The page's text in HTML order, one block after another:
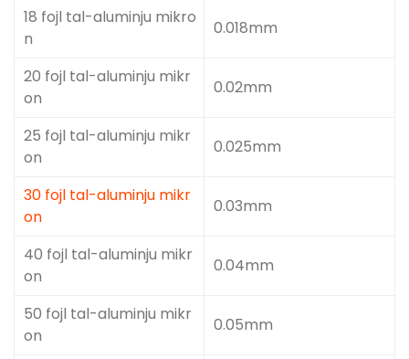
18 fojl tal-aluminju mikro
n
0.018mm
20 fojl tal-aluminju mikr
on
0.02mm
25 fojl tal-aluminju mikr
on
0.025mm
30 fojl tal-aluminju mikr
on
0.03mm
40 fojl tal-aluminju mikr
on
0.04mm
50 fojl tal-aluminju mikr
on
0.05mm